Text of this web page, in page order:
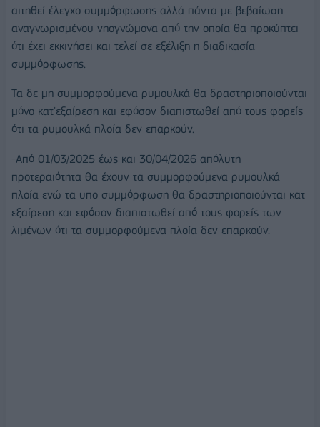
αιτηθεί έλεγχο συμμόρφωσης αλλά πάντα με βεβαίωση
αναγνωρισμένου νηογνώμονα από την οποία θα προκύπτει
ότι έχει εκκινήσει και τελεί σε εξέλιξη η διαδικασία
συμμόρφωσης.
Τα δε μη συμμορφούμενα ρυμουλκά θα δραστηριοποιούνται
μόνο κατ'εξαίρεση και εφόσον διαπιστωθεί από τους φορείς
ότι τα ρυμουλκά πλοία δεν επαρκούν.
-Από 01/03/2025 έως και 30/04/2026 απόλυτη
προτεραιότητα θα έχουν τα συμμορφούμενα ρυμουλκά
πλοία ενώ τα υπο συμμόρφωση θα δραστηριοποιούνται κατ
εξαίρεση και εφόσον διαπιστωθεί από τους φορείς των
λιμένων ότι τα συμμορφούμενα πλοία δεν επαρκούν.